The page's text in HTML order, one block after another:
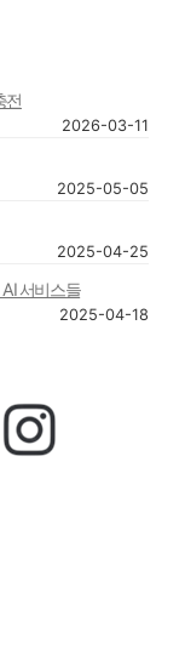
전
2026-03-11
2025-05-05
2025-04-25
서비스들
2025-04-18
인
스